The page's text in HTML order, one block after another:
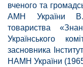
вченого та
АМН України
товариства
Українського
засновника
НАМН України